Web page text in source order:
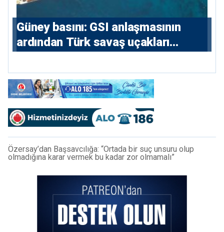
Güney basını: ⁠GSI anlaşmasının
ardından Türk savaş uçakları
Özersay’dan Başsavcılığa: “Ortada bir suç unsuru olup
olmadığına karar vermek bu kadar zor olmamalı”